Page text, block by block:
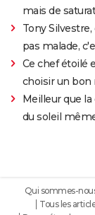
mais de
Tony
pas malade,
Ce chef étoilé
choisir un bon
Meilleur que
du soleil
Qui sommes-
Tous les